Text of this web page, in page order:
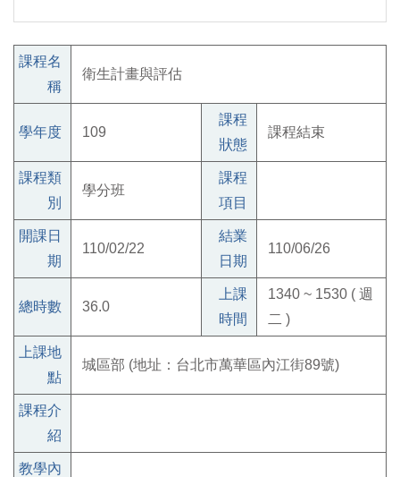
課程名
稱
衛生計畫與評估
學年度 109
課程
狀態
課程結束
課程類
別
學分班
課程
項目
開課日
期
110/02/22
結業
日期
110/06/26
總時數 36.0
上課
時間
1340 ~ 1530 ( 週
二 )
上課地
點
城區部 (地址：台北市萬華區內江街89號)
課程介
紹
教學內